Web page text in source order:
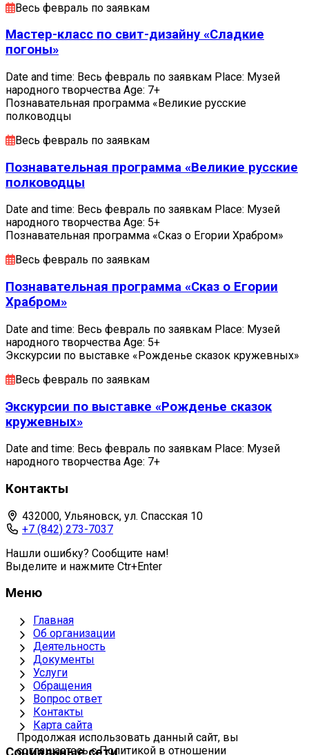
Весь февраль по заявкам
Мастер-класс по свит-дизайну «Сладкие
погоны»
Date and time: Весь февраль по заявкам Place: Музей
народного творчества Age: 7+
Познавательная программа «Великие русские
полководцы
Весь февраль по заявкам
Познавательная программа «Великие русские
полководцы
Date and time: Весь февраль по заявкам Place: Музей
народного творчества Age: 5+
Познавательная программа «Сказ о Егории Храбром»
Весь февраль по заявкам
Познавательная программа «Сказ о Егории
Храбром»
Date and time: Весь февраль по заявкам Place: Музей
народного творчества Age: 5+
Экскурсии по выставке «Рожденье сказок кружевных»
Весь февраль по заявкам
Экскурсии по выставке «Рожденье сказок
кружевных»
Date and time: Весь февраль по заявкам Place: Музей
народного творчества Age: 7+
Контакты
432000, Ульяновск, ул. Спасская 10
+7 (842) 273-7037
Нашли ошибку? Сообщите нам!
Выделите и нажмите Ctr+Enter
Меню
Главная
Об организации
Деятельность
Документы
Услуги
Обращения
Вопрос ответ
Контакты
Карта сайта
Продолжая использовать данный сайт, вы
соглашаетесь с Политикой в отношении